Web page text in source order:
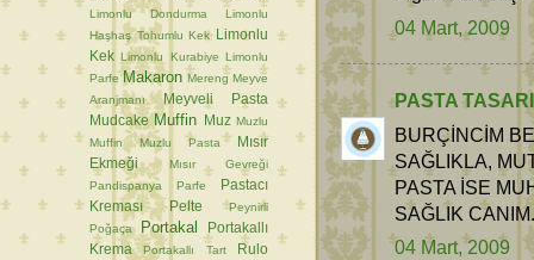
04 Mart, 2009
PASTA
BURÇİNCİM
SAĞLIKLA,
PASTA İSE
SAĞLIK
04 Mart, 2009
Limonlu Dondurma
Limonlu
Haşhaş Tohumlu Kek
Limonlu
Kek Limonlu Kurabiye Limonlu
Parfe Makaron Mereng Meyve
Aranjmanı
Meyveli Pasta
Mudcake Muffin Muz Muzlu
Muffin
Muzlu Pasta
Mısır
Ekmeği
Mısır Gevreği
Pandispanya
Parfe
Pastacı
Kreması
Pelte
Peynirli
Poğaça
Portakal
Portakallı
Krema
Portakallı Tart
Rulo